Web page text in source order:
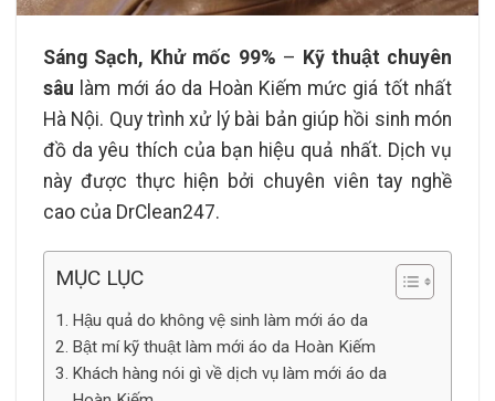
Sáng Sạch, Khử mốc 99% – Kỹ thuật chuyên
sâu làm mới áo da Hoàn Kiếm mức giá tốt nhất
Hà Nội. Quy trình xử lý bài bản giúp hồi sinh món
đồ da yêu thích của bạn hiệu quả nhất. Dịch vụ
này được thực hiện bởi chuyên viên tay nghề
cao của DrClean247.
MỤC LỤC
Hậu quả do không vệ sinh làm mới áo da
Bật mí kỹ thuật làm mới áo da Hoàn Kiếm
Khách hàng nói gì về dịch vụ làm mới áo da